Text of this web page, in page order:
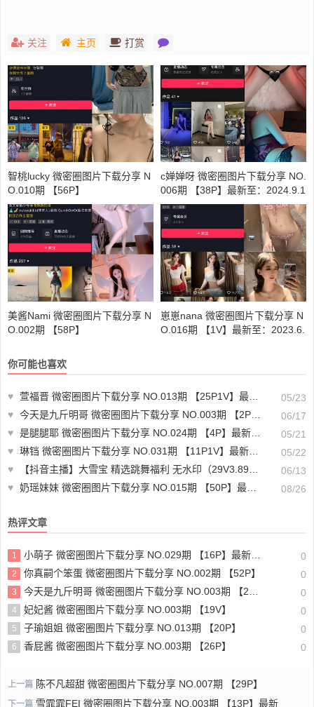
关注 主页 打赏
智桃lucky 微密圈图片下载分享 N
O.010期 【56P】
c婵婵呀 微密圈图片下载分享 NO.
006期 【38P】最新至：2024.9.1
9
美酱Nami 微密圈图片下载分享 N
O.002期 【58P】
崽崽nana 微密圈图片下载分享 N
O.016期 【1V】最新至：2023.6.
你可能也喜欢
♥ 萱福晋 微密圈图片下载分享 NO.013期 【25P1V】最新至：2023.11.01
05/23
♥ 今天是九斤明哥 微密圈图片下载分享 NO.003期 【2P18V】最新至：2025.2.11
06/17
♥ 是腿腿耶 微密圈图片下载分享 NO.024期 【4P】最新至：2023.6.4
05/21
♥ 琳铛 微密圈图片下载分享 NO.031期 【11P1V】最新至：2023.8.17
05/22
♥
【抖音主播】大雪宝 精选跳舞福利 无水印（29V3.89G）-跳舞视频大全
06/13
♥ 奶瑶妹妹 微密圈图片下载分享 NO.015期 【50P】最新至：2024.8.20 08/26
热评文章
1 小萌子 微密圈图片下载分享 NO.029期 【16P】最新至：2023.10.22 0
2 你真嗣个笨蛋 微密圈图片下载分享 NO.002期 【52P】 0
3 今天是九斤明哥 微密圈图片下载分享 NO.003期 【2P18V】最新至：2025.2.10 0
4 妃妃酱 微密圈图片下载分享 NO.003期 【19V】 0
5 子瑜姐姐 微密圈图片下载分享 NO.013期 【20P】 0
6 香屁酱 微密圈图片下载分享 NO.003期 【26P】 0
上一篇 陈不凡超甜 微密圈图片下载分享 NO.007期 【29P】
下一篇 雪霏霏FEI 微密圈图片下载分享 NO.003期 【13P】最新